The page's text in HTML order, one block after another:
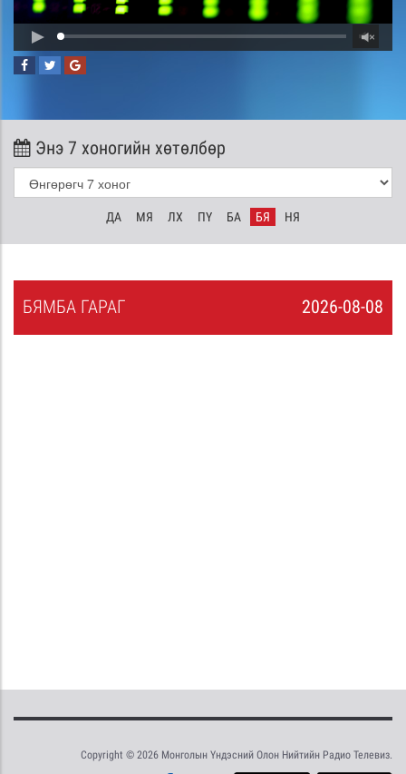
Энэ 7 хоногийн хөтөлбөр
ДА МЯ ЛХ ПҮ БА БЯ НЯ
2026-08-08
БЯМБА ГАРАГ
Copyright © 2026 Монголын Үндэсний Олон Нийтийн Радио Телевиз.